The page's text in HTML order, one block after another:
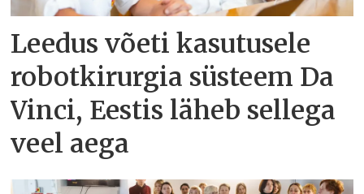
Leedus võeti kasutusele
robotkirurgia süsteem Da
Vinci, Eestis läheb sellega
veel aega